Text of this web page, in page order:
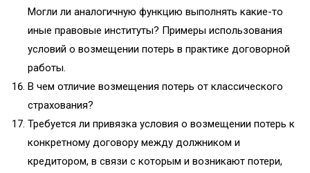
Могли ли аналогичную функцию выполнять какие-то
иные правовые институты? Примеры использования
условий о возмещении потерь в практике договорной
работы.
В чем отличие возмещения потерь от классического
страхования?
Требуется ли привязка условия о возмещении потерь к
конкретному договору между должником и
кредитором, в связи с которым и возникают потери,